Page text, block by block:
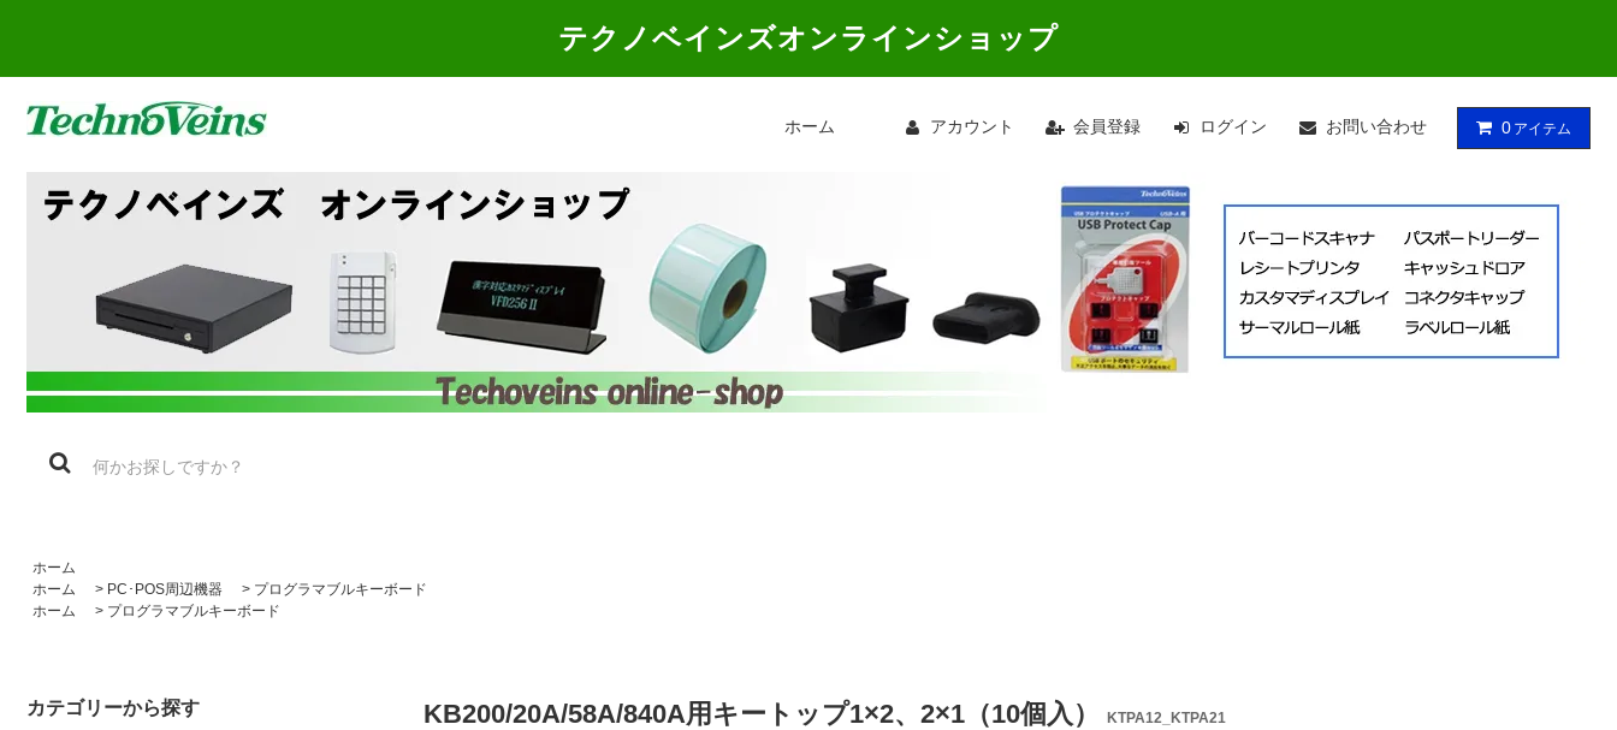
テクノベインズオンラインショップ
ホーム アカウント 会員登録 ログイン お問い合わせ 0 アイテム
ホーム
ホーム
> PC･POS周辺機器 > プログラマブルキーボード
ホーム
> プログラマブルキーボード
カテゴリーから探す KB200/20A/58A/840A用キートップ1×2、2×1（10個入） KTPA12_KTPA21